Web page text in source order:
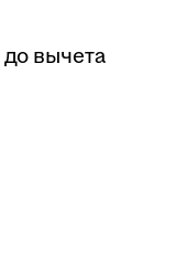
до вычета